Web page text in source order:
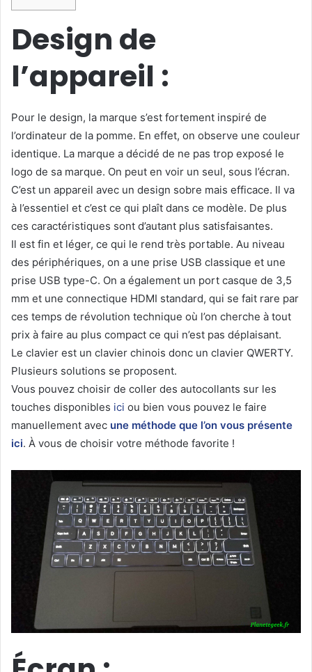
Design de
l’appareil :
Pour le design, la marque s’est fortement inspiré de
l’ordinateur de la pomme. En effet, on observe une couleur
identique. La marque a décidé de ne pas trop exposé le
logo de sa marque. On peut en voir un seul, sous l’écran.
C’est un appareil avec un design sobre mais efficace. Il va
à l’essentiel et c’est ce qui plaît dans ce modèle. De plus
ces caractéristiques sont d’autant plus satisfaisantes.
Il est fin et léger, ce qui le rend très portable. Au niveau
des périphériques, on a une prise USB classique et une
prise USB type-C. On a également un port casque de 3,5
mm et une connectique HDMI standard, qui se fait rare par
ces temps de révolution technique où l’on cherche à tout
prix à faire au plus compact ce qui n’est pas déplaisant.
Le clavier est un clavier chinois donc un clavier QWERTY.
Plusieurs solutions se proposent.
Vous pouvez choisir de coller des autocollants sur les
touches disponibles ici ou bien vous pouvez le faire
manuellement avec une méthode que l’on vous présente
ici. À vous de choisir votre méthode favorite !